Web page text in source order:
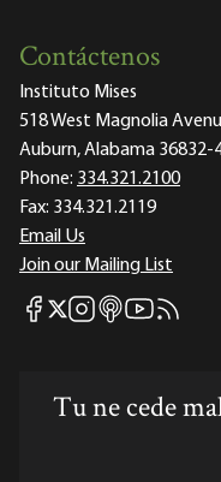
Contáctenos
Instituto Mises
518 West Magnolia
Auburn, Alabama 36832-
Phone: 334.321.2100
Fax: 334.321.2119
Email Us
Join our Mailing List
Mises Facebook
Mises X
Mises Instagram
Mises itunes
MisesMises
Tu ne cede